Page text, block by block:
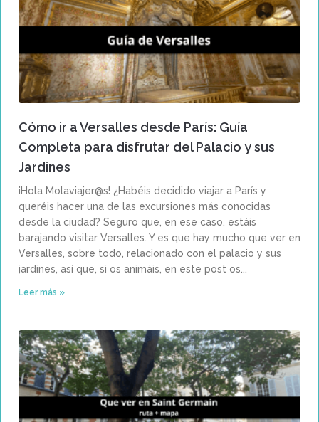
Cómo ir a Versalles desde París: Guía
Completa para disfrutar del Palacio y sus
Jardines
¡Hola Molaviajer@s! ¿Habéis decidido viajar a París y
queréis hacer una de las excursiones más conocidas
desde la ciudad? Seguro que, en ese caso, estáis
barajando visitar Versalles. Y es que hay mucho que ver en
Versalles, sobre todo, relacionado con el palacio y sus
jardines, así que, si os animáis, en este post os
Leer más »